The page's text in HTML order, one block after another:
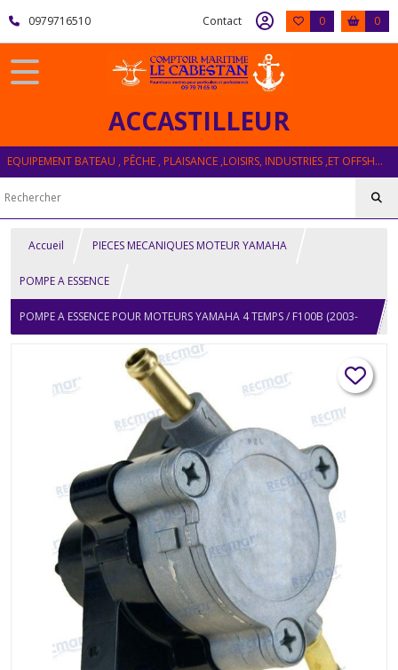
0979716510 Contact 0 0
ACCASTILLEUR
EQUIPEMENT BATEAU , PÊCHE , PLAISANCE ,LOISIRS, INDUSTRIES ,ET OFFSHORE
Accueil PIECES MECANIQUES MOTEUR YAMAHA
POMPE A ESSENCE
POMPE A ESSENCE POUR MOTEURS YAMAHA 4 TEMPS / F100B (2003-
10) F100C (2001-07) F90 (2003-04) F75A,T (2003-04) F100A (2003-06)
F80A (2002-07) F115A, TR, J (2000-10)